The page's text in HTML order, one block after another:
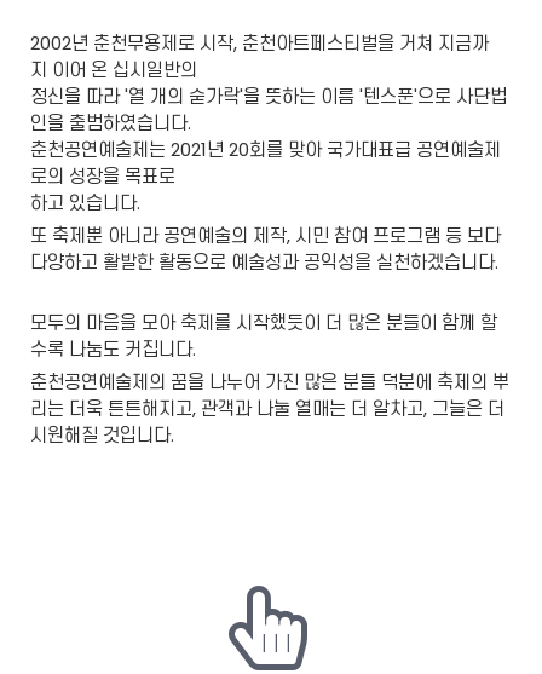
2002년 춘천무용제로 시작, 춘천아트페스티벌을 거쳐 지금까
지 이어 온 십시일반의
정신을 따라 '열 개의 숟가락'을 뜻하는 이름 '텐스푼'으로 사단법
인을 출범하였습니다.
춘천공연예술제는 2021년 20회를 맞아 국가대표급 공연예술제
로의 성장을 목표로
하고 있습니다.
또 축제뿐 아니라 공연예술의 제작, 시민 참여 프로그램 등 보다
다양하고 활발한 활동으로 예술성과 공익성을 실천하겠습니다.
모두의 마음을 모아 축제를 시작했듯이 더 많은 분들이 함께 할
수록 나눔도 커집니다.
춘천공연예술제의 꿈을 나누어 가진 많은 분들 덕분에 축제의 뿌
리는 더욱 튼튼해지고, 관객과 나눌 열매는 더 알차고, 그늘은 더
시원해질 것입니다.